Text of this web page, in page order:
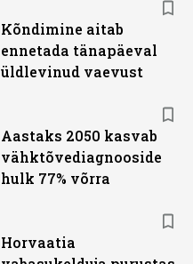
Kõndimine aitab
ennetada tänapäeval
üldlevinud vaevust
Aastaks 2050 kasvab
vähktõvediagnooside
hulk 77% võrra
Horvaatia